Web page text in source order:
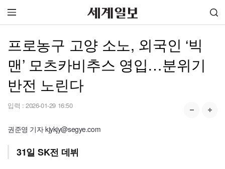
프로농구 고양 소노, 외국인 ‘빅
맨’ 모츠카비추스 영입…분위기
반전 노린다
입력 : 2026-01-29 16:50
권준영 기자 kjykjy@segye.com
31일 SK전 데뷔